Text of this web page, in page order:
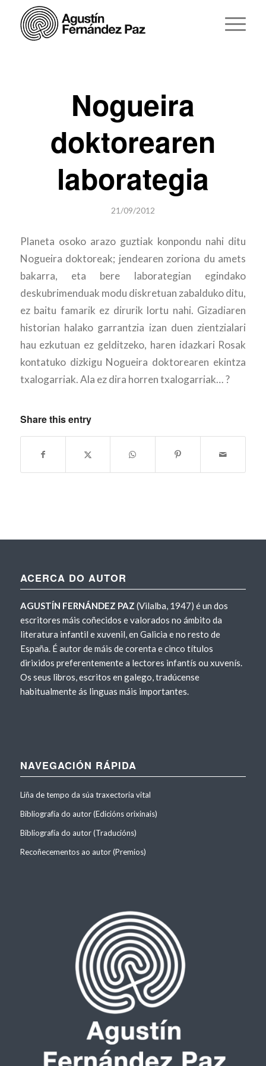
Nogueira
doktorearen
laborategia
21/09/2012
Planeta osoko arazo guztiak konpondu nahi ditu
Nogueira doktoreak; jendearen zoriona du amets
bakarra, eta bere laborategian egindako
deskubrimenduak modu diskretuan zabalduko ditu,
ez baitu famarik ez dirurik lortu nahi. Gizadiaren
historian halako garrantzia izan duen zientzialari
hau ezkutuan ez gelditzeko, haren idazkari Rosak
kontatuko dizkigu Nogueira doktorearen ekintza
txalogarriak. Ala ez dira horren txalogarriak… ?
Share this entry
ACERCA DO AUTOR
AGUSTÍN FERNÁNDEZ PAZ (Vilalba, 1947) é un dos
escritores máis coñecidos e valorados no ámbito da
literatura infantil e xuvenil, en Galicia e no resto de
España. É autor de máis de corenta e cinco títulos
dirixidos preferentemente a lectores infantís ou xuvenís.
Os seus libros, escritos en galego, tradúcense
habitualmente ás linguas máis importantes.
NAVEGACIÓN RÁPIDA
Liña de tempo da súa traxectoria vital
Bibliografía do autor (Edicións orixinais)
Bibliografía do autor (Traducións)
Recoñecementos ao autor (Premios)